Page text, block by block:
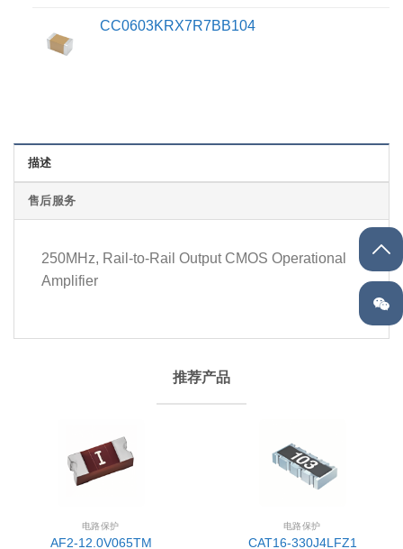
CC0603KRX7R7BB104
描述
售后服务
250MHz, Rail-to-Rail Output CMOS Operational
Amplifier
推荐产品
电路保护
AF2-12.0V065TM
电路保护
CAT16-330J4LFZ1